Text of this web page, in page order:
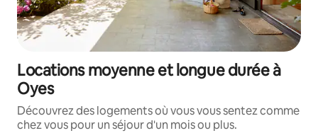
Locations moyenne et longue durée à
Oyes
Découvrez des logements où vous vous sentez comme
chez vous pour un séjour d'un mois ou plus.